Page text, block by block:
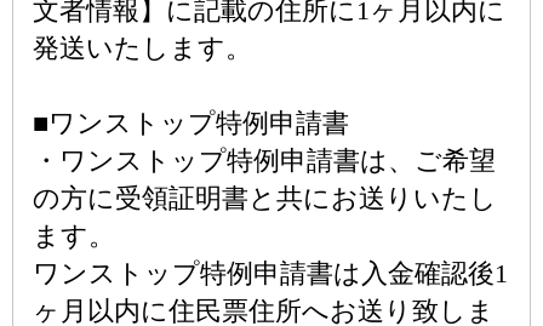
文者情報】に記載の住所に1ヶ月以内に
発送いたします。
■ワンストップ特例申請書
・ワンストップ特例申請書は、ご希望
の方に受領証明書と共にお送りいたし
ます。
ワンストップ特例申請書は入金確認後1
ヶ月以内に住民票住所へお送り致しま